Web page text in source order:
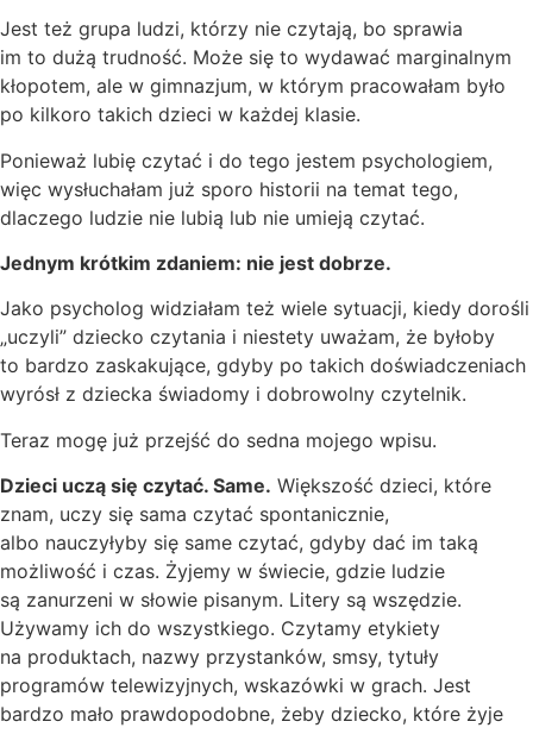
Jest też grupa ludzi, którzy nie czytają, bo sprawia
im to dużą trudność. Może się to wydawać marginalnym
kłopotem, ale w gimnazjum, w którym pracowałam było
po kilkoro takich dzieci w każdej klasie.
Ponieważ lubię czytać i do tego jestem psychologiem,
więc wysłuchałam już sporo historii na temat tego,
dlaczego ludzie nie lubią lub nie umieją czytać.
Jednym krótkim zdaniem: nie jest dobrze.
Jako psycholog widziałam też wiele sytuacji, kiedy dorośli
„uczyli” dziecko czytania i niestety uważam, że byłoby
to bardzo zaskakujące, gdyby po takich doświadczeniach
wyrósł z dziecka świadomy i dobrowolny czytelnik.
Teraz mogę już przejść do sedna mojego wpisu.
Dzieci uczą się czytać. Same. Większość dzieci, które
znam, uczy się sama czytać spontanicznie,
albo nauczyłyby się same czytać, gdyby dać im taką
możliwość i czas. Żyjemy w świecie, gdzie ludzie
są zanurzeni w słowie pisanym. Litery są wszędzie.
Używamy ich do wszystkiego. Czytamy etykiety
na produktach, nazwy przystanków, smsy, tytuły
programów telewizyjnych, wskazówki w grach. Jest
bardzo mało prawdopodobne, żeby dziecko, które żyje